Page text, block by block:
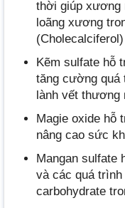
thời giúp xương
loãng xương
Kẽm sulfate hỗ
tăng cường quá
lành vết thương
Magie oxide hỗ
nâng cao sức
Mangan sulfate
và các quá
carbohydrate